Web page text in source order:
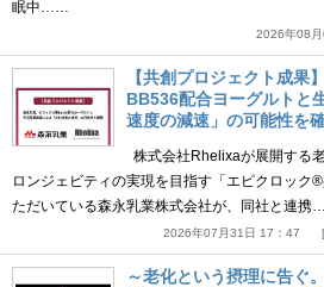
眠中……
2026年08
【共創プロジェクト成果
BB536配合ヨーグルトと
速度の減速」の可能性を
株式会社Rhelixaが展開する
ロンジェビティの実現を目指す「エピクロック
ただいている森永乳業株式会社が、同社と連
2026年07月31日 17：47
～老化という摂理に告